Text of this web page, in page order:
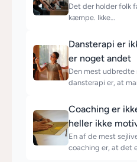
Det der holder folk
kæmpe. Ikke…
Dansterapi er
er noget andet
Den mest udbredte
dansterapi er, at
Coaching er
heller ikke
En af de mest
coaching er, at det